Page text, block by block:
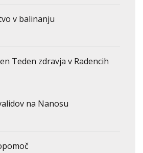
v balinanju
Teden zdravja v Radencih
na Nanosu